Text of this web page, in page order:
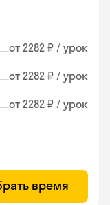
от 2282 ₽ / урок
от 2282 ₽ / урок
от 2282 ₽ / урок
время